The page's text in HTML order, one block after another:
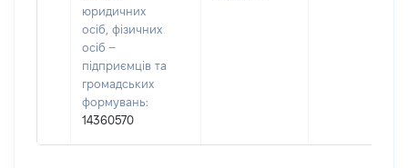
юридичних
осіб, фізичних
осіб –
підприємців та
громадських
формувань:
14360570